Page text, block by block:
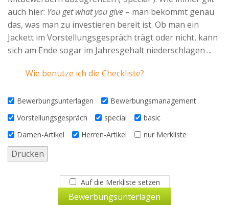
auch hier: You get what you give – man bekommt genau
das, was man zu investieren bereit ist. Ob man ein
Jackett im Vorstellungsgespräch trägt oder nicht, kann
sich am Ende sogar im Jahresgehalt niederschlagen ...
Wie benutze ich die Checkliste?
Bewerbungsunterlagen
Bewerbungsmanagement
Vorstellungsgespräch
special
basic
Damen-Artikel
Herren-Artikel nur Merkliste
Drucken
Auf die Merkliste setzen
Bewerbungsunterlagen